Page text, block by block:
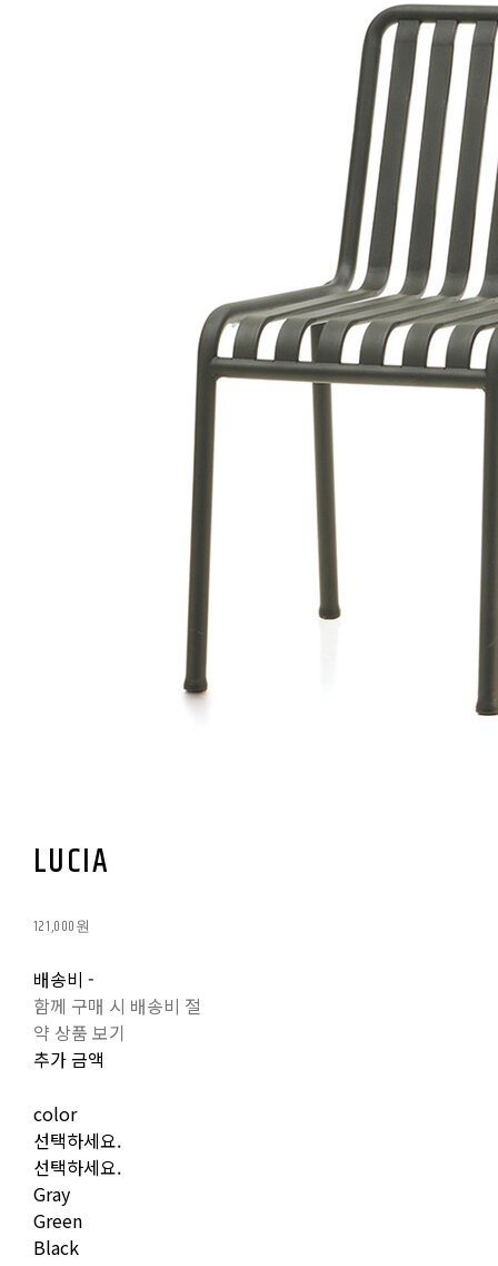
LUCIA
121,000원
배송비 -
함께 구매 시 배송비 절
약 상품 보기
추가 금액
color
선택하세요.
선택하세요.
Gray
Green
Black